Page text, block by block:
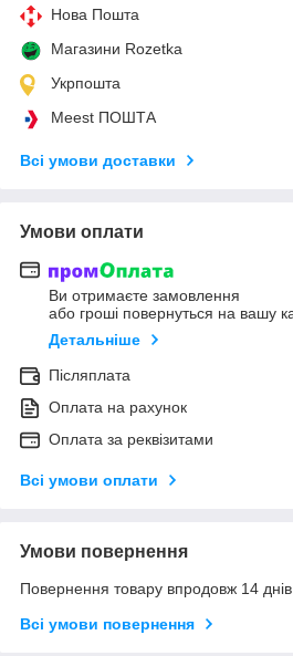
Нова Пошта
Магазини Rozetka
Укрпошта
Meest ПОШТА
Всі умови доставки
Умови оплати
Ви отримаєте замовлення
або гроші повернуться на вашу
Детальніше
Післяплата
Оплата на рахунок
Оплата за реквізитами
Всі умови оплати
Умови повернення
Повернення товару впродовж 14
Всі умови повернення